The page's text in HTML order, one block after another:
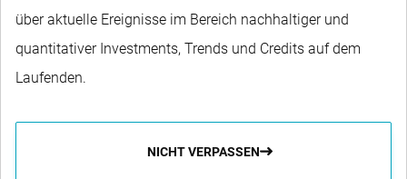
über aktuelle Ereignisse im Bereich nachhaltiger und
quantitativer Investments, Trends und Credits auf dem
Laufenden.
NICHT VERPASSEN